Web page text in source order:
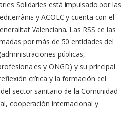
Solidaries está impulsado por las
y ACOEC y cuenta con el
Valenciana. Las RSS de las
por más de 50 entidades del
públicas,
y ONGD) y su principal
crítica y la formación del
sector sanitario de la Comunidad
cooperación internacional y